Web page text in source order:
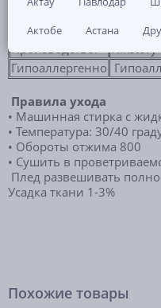
Ткань:
хлопок
Расцветка:
в
Производство:
Nikstory
Гипоаллергенно
Правила ухода
• Машинная стирка с
• Температура: 30/40
• Обороты отжима 800
• Сушить в
Плед развешивать
Усадка ткани 1-3%
Похожие товары
Актобе
Астана